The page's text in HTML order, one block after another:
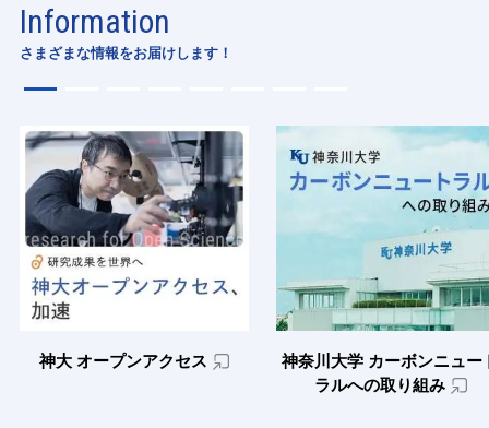
Information
さまざまな情報をお届けします！
神大 オープンアクセス
神奈川大学 カーボンニュー
ラルへの取り組み